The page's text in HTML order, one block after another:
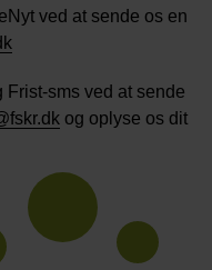
ved at sende os en
Frist-sms ved at sende
og oplyse os dit